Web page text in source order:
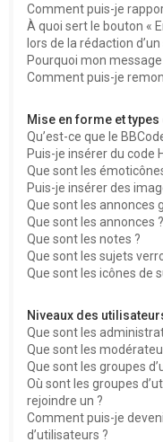
Comment puis-je
À quoi sert le bouton «
lors de la rédaction
Pourquoi mon
Comment puis-je
Mise en forme et types
Qu’est-ce que le
Puis-je insérer du code
Que sont les
Puis-je insérer des
Que sont les annonces
Que sont les annonces ?
Que sont les notes ?
Que sont les sujets
Que sont les icônes de
Niveaux des
Que sont les
Que sont les
Que sont les groupes
Où sont les groupes
rejoindre un ?
Comment puis-je
d’utilisateurs ?